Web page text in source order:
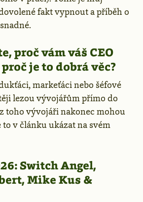
fakt vypnout a příběh o
proč vám váš CEO
je to dobrá věc?
markeťáci nebo šéfové
lezou vývojářům přímo do
toho vývojáři nakonec mohou
to v článku ukázat na svém
Switch Angel,
Mike Kus &